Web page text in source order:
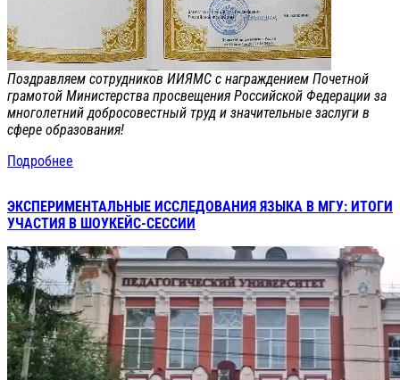
Поздравляем сотрудников ИИЯМС с награждением Почетной
грамотой Министерства просвещения Российской Федерации за
многолетний добросовестный труд и значительные заслуги в
сфере образования!
Подробнее
ЭКСПЕРИМЕНТАЛЬНЫЕ ИССЛЕДОВАНИЯ ЯЗЫКА В МГУ: ИТОГИ
УЧАСТИЯ В ШОУКЕЙС-СЕССИИ